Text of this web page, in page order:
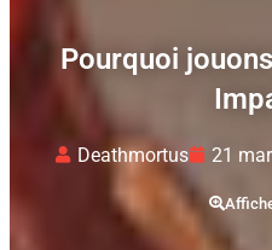
Pourquoi
Deathmortus 21